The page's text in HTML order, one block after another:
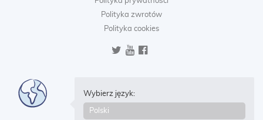
Polityka zwrotów
Polityka cookies
Wybierz język: